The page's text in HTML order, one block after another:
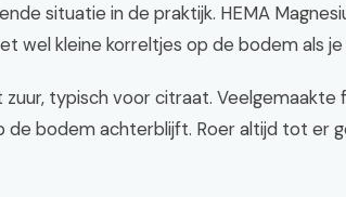
situatie in de praktijk. HEMA
wel kleine korreltjes op de bodem als
zuur, typisch voor citraat.
de bodem achterblijft. Roer altijd tot er